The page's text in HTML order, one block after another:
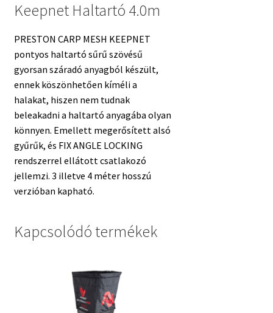
Keepnet Haltartó 4.0m
PRESTON CARP MESH KEEPNET
pontyos haltartó sűrű szövésű
gyorsan száradó anyagból készült,
ennek köszönhetően kíméli a
halakat, hiszen nem tudnak
beleakadni a haltartó anyagába olyan
könnyen. Emellett megerősített alsó
gyűrűk, és FIX ANGLE LOCKING
rendszerrel ellátott csatlakozó
jellemzi. 3 illetve 4 méter hosszú
verzióban kapható.
Kapcsolódó termékek